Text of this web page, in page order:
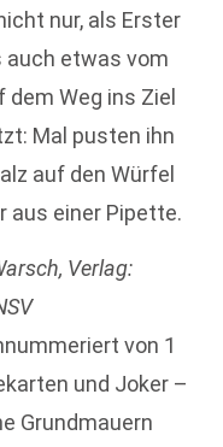
nur, als Erster
auch etwas vom
dem Weg ins Ziel
Mal pusten ihn
auf den Würfel
aus einer Pipette.
Verlag:
von 1
und Joker –
Grundmauern